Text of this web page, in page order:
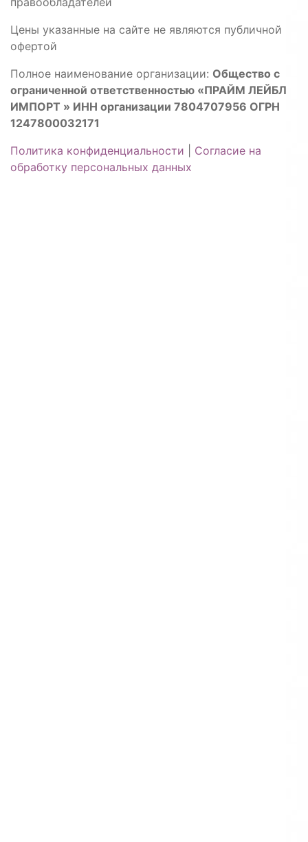
Цены указанные на сайте не являются публичной
офертой
Полное наименование организации: Общество с
ограниченной ответственностью «ПРАЙМ ЛЕЙБЛ
ИМПОРТ » ИНН организации 7804707956 ОГРН
1247800032171
Политика конфиденциальности
Согласие на
обработку персональных данных